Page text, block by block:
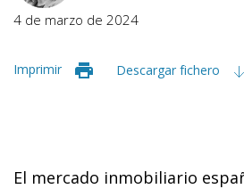
4 de marzo de 2024
Imprimir Descargar fichero
El mercado inmobiliario